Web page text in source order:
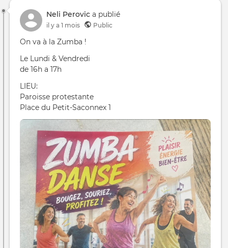
Neli Perovic a publié
il y a 1 mois Public
On va à la Zumba !
Le Lundi & Vendredi
de 16h a 17h
LIEU:
Paroisse protestante
Place du Petit-Saconnex 1